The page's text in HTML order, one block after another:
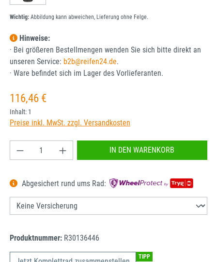
Wichtig: Abbildung kann abweichen, Lieferung ohne Felge.
Hinweise:
· Bei größeren Bestellmengen wenden Sie sich bitte direkt an
unseren Service: b2b@reifen24.de.
· Ware befindet sich im Lager des Vorlieferanten.
Regulärer Preis:
116,46 €
Inhalt: 1
Preise inkl. MwSt. zzgl. Versandkosten
Produkt Anzahl: Gib den gewünschten Wert
IN DEN WARENKORB
Abgesichert rund ums Rad:
Produktnummer: R30136446
TIPP